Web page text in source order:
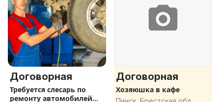
Договорная
Требуется слесарь по
ремонту автомобилей
Договорная
Хозяюшка в кафе